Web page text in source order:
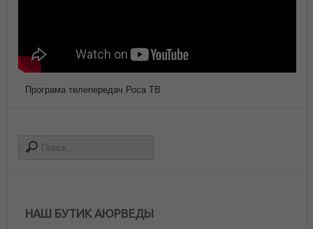
Програма телепередач Роса ТВ
НАШ БУТИК АЮРВЕДЫ